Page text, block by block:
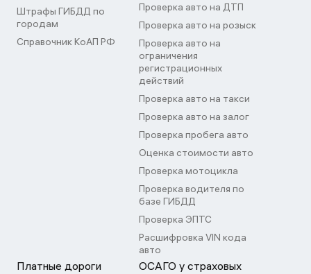
Штрафы ГИБДД по
городам
Справочник КоАП РФ
Проверка авто на ДТП
Проверка авто на розыск
Проверка авто на
ограничения
регистрационных
действий
Проверка авто на такси
Проверка авто на залог
Проверка пробега авто
Оценка стоимости авто
Проверка мотоцикла
Проверка водителя по
базе ГИБДД
Проверка ЭПТС
Расшифровка VIN кода
авто
Платные дороги ОСАГО у страховых